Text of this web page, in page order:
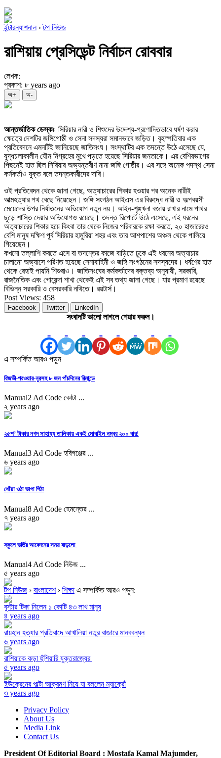
ইন্টারন্যাশনাল›টপ নিউজ
রাশিয়ায় প্রেসিডেন্ট নির্বাচন রোববার
লেখক:
প্রকাশ: ৮ years ago
অ+ অ-
আন্তর্জাতিক ডেস্কঃ সিরিয়ার নারী ও শিশুদের উদ্দেশ্য-প্রণোদিতভাবে ধর্ষণ করার
ক্ষেত্রে দেশটির জঙ্গিগোষ্ঠী ও সেনা সদস্যরা সমানভাবে জড়িত। বৃহস্পতিবার এক
প্রতিবেদনে এমনটিই জানিয়েছে জাতিসংঘ। সংস্থাটির এক তদন্তে উঠে এসেছে যে,
যুদ্ধচলাকালীন যৌন নিগ্রহের মুখে পড়তে হয়েছে সিরিয়ার জনতাকে। এর বেশিরভাগের
পিছনেই হাত ছিল সিরিয়ার অভ্যন্তরীণ নানা জঙ্গি গোষ্ঠীর। এর সঙ্গে অনেক পদস্থ সেনা
কর্মকর্তাও যুক্ত বলে তদন্তকারীদের দাবি।
ওই প্রতিবেদন থেকে জানা গেছে, অত্যাচারের শিকার হওয়ার পর অনেক নারীই
আত্মহত্যার পথ বেছে নিয়েছেন। জঙ্গি সংগঠন আইএস এর বিরুদ্ধে নারী ও অল্পবয়সী
মেয়েদের উপর নির্যাতনের অভিযোগ নতুন নয়। আইন-শৃঙ্খলা বজায় রাখার নামে পাথর
ছুড়ে শাস্তি দেয়ার অভিযোগও রয়েছে। তদন্ত রিপোর্টে উঠে এসেছে, এই ধরনের
অত্যাচারের শিকার হয়ে কিংবা তার থেকে নিজের পরিবারকে রক্ষা করতে, ২০ হাজারেরও
বেশি মানুষ দক্ষিণ পূর্ব সিরিয়ার হামুরিয়া শহর এবং তার আশপাশের অঞ্চল থেকে পালিয়ে
গিয়েছেন।
কখনো তল্লাশি করতে এসে বা তদন্তের কাজে বাড়িতে ঢুকে এই ধরনের অত্যাচার
চালানো অভ্যাসে পরিণত হয়েছে সেনাবাহিনী ও জঙ্গি সংগঠনের সদস্যদের। ধর্ষণের হাত
থেকে রেহাই পায়নি শিশুরাও। জাতিসংঘের কর্মকর্তাদের বক্তব্য অনুযায়ী, সরকারি,
রাজনৈতিক এবং গোয়েন্দা শাখা থেকেই এই সব তথ্য জানা গেছে। যার প্রমাণ রয়েছে
বিভিন্ন সরকারি ও বেসরকারি নথিতে। রয়টার্স।
Post Views: 458
Facebook Twitter LinkedIn
সংবাদটি ভালো লাগলে শেয়ার করুন।
এ সম্পর্কিত আরও পড়ুন
রিজভী-পরওয়ার-নুরসহ ৮ জন পাঁচদিনের রিমান্ডে
Manual2 Ad Code কোটা ...
২ years ago
২৫শ’ টাকার নগদ সাহায্য তালিকায় একই মোবাইল নম্বর ২০০ বার!
Manual3 Ad Code হবিগঞ্জের ...
৬ years ago
ধোঁয়া ওঠা ভাপা পিঠা
Manual8 Ad Code হেমন্তের ...
৭ years ago
স্কুলে ভর্তির আবেদনের সময় বাড়লো
Manual4 Ad Code নিউজ ...
৫ years ago
টপ নিউজ › বাংলাদেশ› শিক্ষা এ সম্পর্কিত আরও পড়ুন:
বুস্টার টিকা নিলেন ১ কোটি ৪৩ লাখ মানুষ
৪ years ago
রায়হান হত্যার প্রতিবাদে আখালিয়া নতুর বাজারে মানববন্ধন
৬ years ago
রাশিয়াকে কড়া হুঁশিয়ারি যুক্তরাজ্যের
৫ years ago
ইউক্রেনের পাল্টা আক্রমণ নিয়ে যা বললেন ম্যাক্রোঁ
৩ years ago
Privacy Policy
About Us
Media Link
Contact Us
President Of Editorial Board : Mostafa Kamal Majumder,